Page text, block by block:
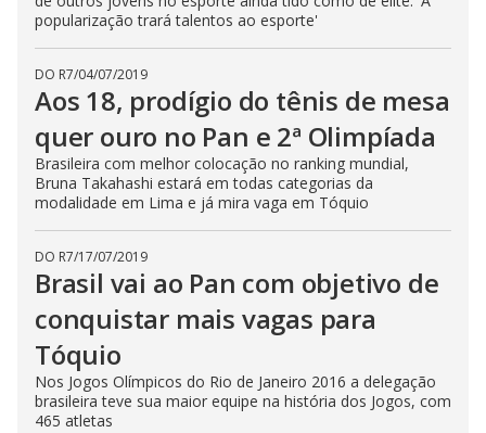
popularização trará talentos ao esporte'
DO R7/04/07/2019
Aos 18, prodígio do tênis de mesa
quer ouro no Pan e 2ª Olimpíada
Brasileira com melhor colocação no ranking mundial,
Bruna Takahashi estará em todas categorias da
modalidade em Lima e já mira vaga em Tóquio
DO R7/17/07/2019
Brasil vai ao Pan com objetivo de
conquistar mais vagas para
Tóquio
Nos Jogos Olímpicos do Rio de Janeiro 2016 a delegação
brasileira teve sua maior equipe na história dos Jogos, com
465 atletas